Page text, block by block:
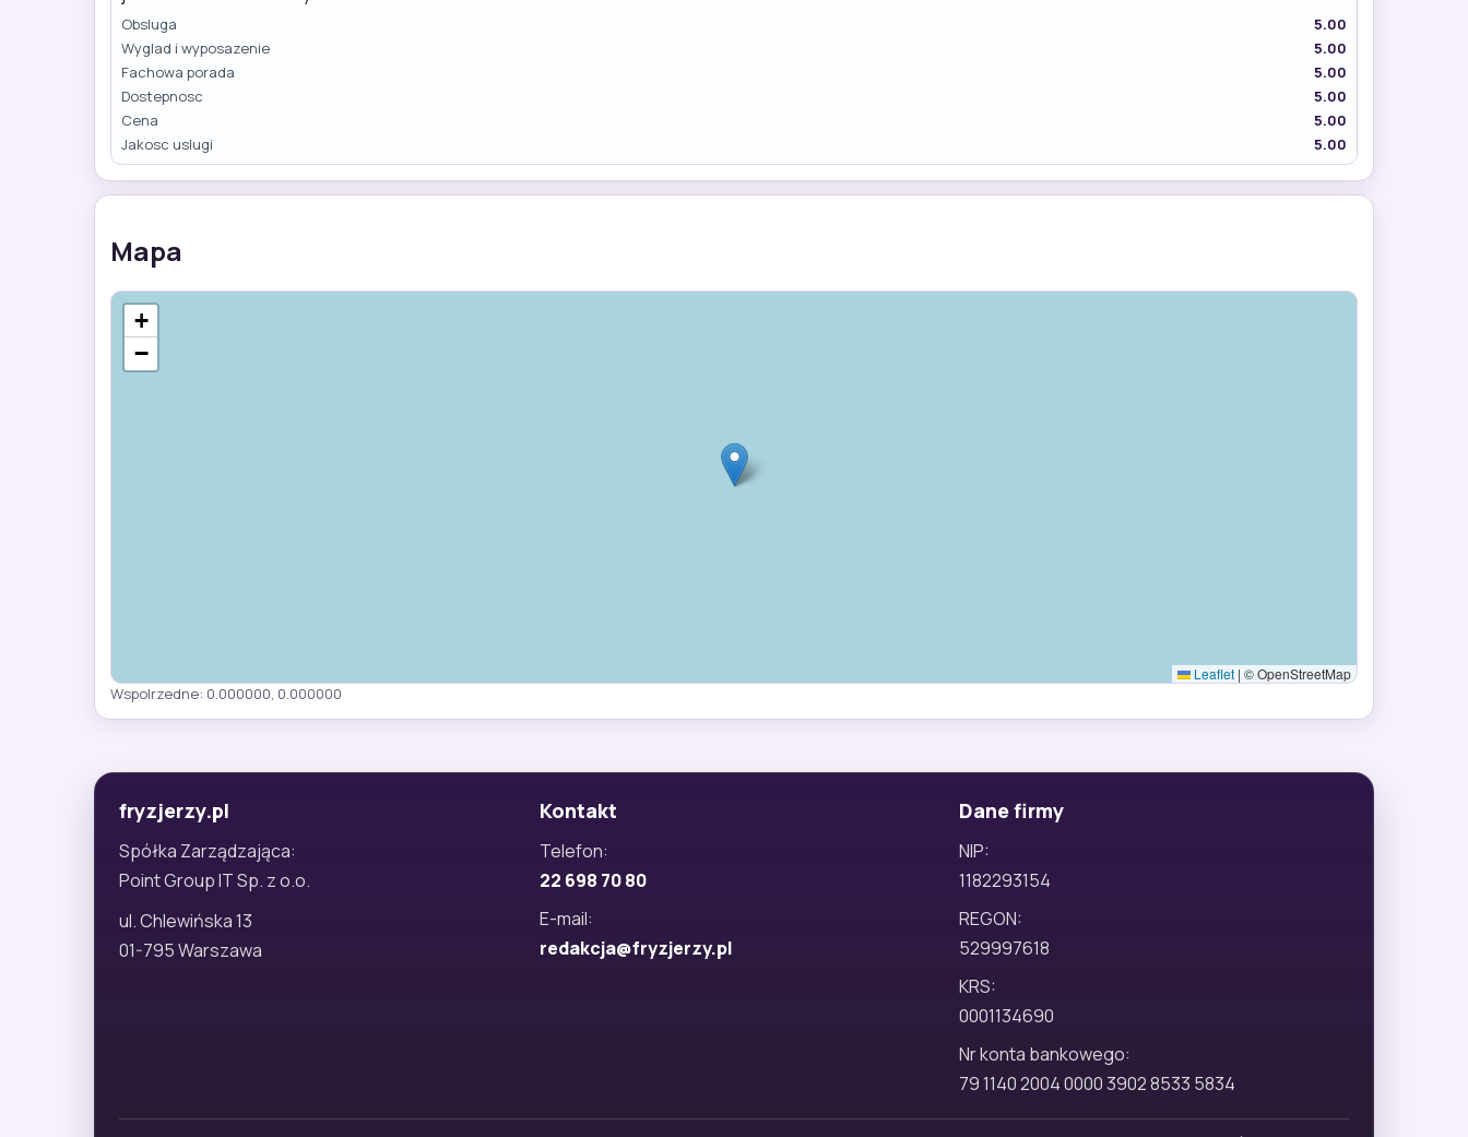
Obsluga
5.00
Wyglad i wyposazenie
5.00
Fachowa porada
5.00
Dostepnosc
5.00
Cena
5.00
Jakosc uslugi
5.00
Mapa
+
−
Leaflet | © OpenStreetMap
Wspolrzedne: 0.000000, 0.000000
fryzjerzy.pl
Spółka Zarządzająca:
Point Group IT Sp. z o.o.
ul. Chlewińska 13
01-795 Warszawa
Kontakt
Telefon:
22 698 70 80
E-mail:
redakcja@fryzjerzy.pl
Dane firmy
NIP:
1182293154
REGON:
529997618
KRS:
0001134690
Nr konta bankowego:
79 1140 2004 0000 3902 8533 5834